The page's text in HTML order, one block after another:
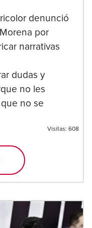
denunció
por
narrativas
dudas y
no les
no se
Visitas: 608